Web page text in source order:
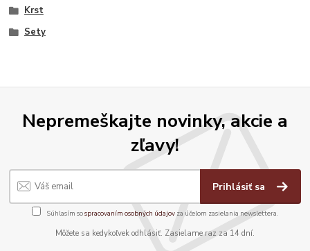
Krst
Sety
Nepremeškajte novinky, akcie a
zľavy!
Prihlásiť sa
Súhlasím sospracovaním osobných údajov za účelom zasielania newslettera.
Môžete sa kedykoľvek odhlásiť. Zasielame raz za 14 dní.